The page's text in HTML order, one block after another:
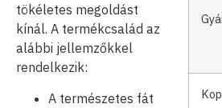
tökéletes megoldást
kínál. A termékcsalád az
alábbi jellemzőkkel
rendelkezik:
A természetes fát